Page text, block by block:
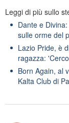
Leggi di più sullo
Dante e
sulle orme del
Lazio Pride, è
ragazza:
Born Again, al
Kalta Club di